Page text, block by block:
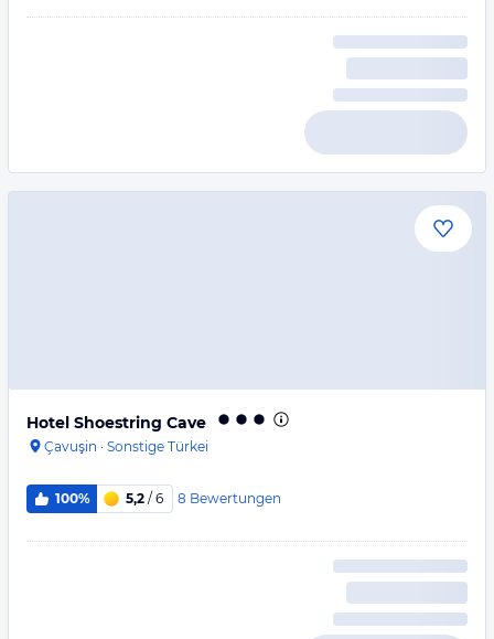
Hotel Shoestring Cave
Çavuşin · Sonstige Türkei
100% 5,2 / 6 8 Bewertungen